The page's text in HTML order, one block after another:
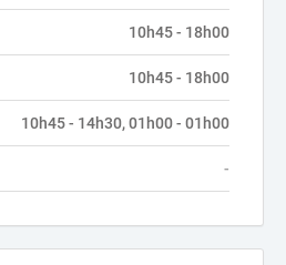
10h45 - 18h00
10h45 - 18h00
10h45 - 14h30, 01h00 - 01h00
-